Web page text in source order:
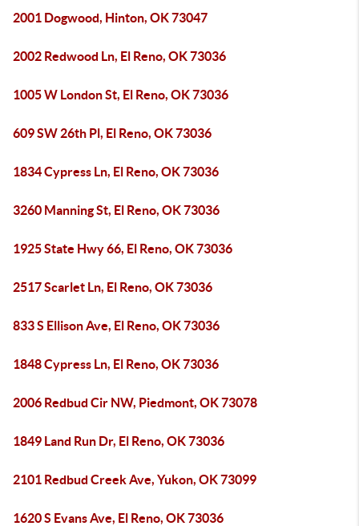
2001 Dogwood, Hinton, OK 73047
2002 Redwood Ln, El Reno, OK 73036
1005 W London St, El Reno, OK 73036
609 SW 26th Pl, El Reno, OK 73036
1834 Cypress Ln, El Reno, OK 73036
3260 Manning St, El Reno, OK 73036
1925 State Hwy 66, El Reno, OK 73036
2517 Scarlet Ln, El Reno, OK 73036
833 S Ellison Ave, El Reno, OK 73036
1848 Cypress Ln, El Reno, OK 73036
2006 Redbud Cir NW, Piedmont, OK 73078
1849 Land Run Dr, El Reno, OK 73036
2101 Redbud Creek Ave, Yukon, OK 73099
1620 S Evans Ave, El Reno, OK 73036